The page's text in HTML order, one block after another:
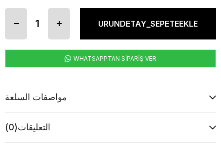
WHATSAPPTAN SİPARİŞ VER
مواصفات السلعة
التعليقات(0)